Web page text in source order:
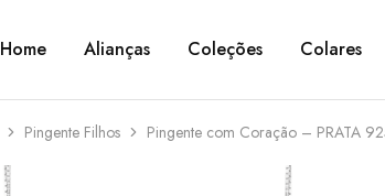
Home Alianças Coleções Colares
Pingente Filhos Pingente com Coração – PRATA